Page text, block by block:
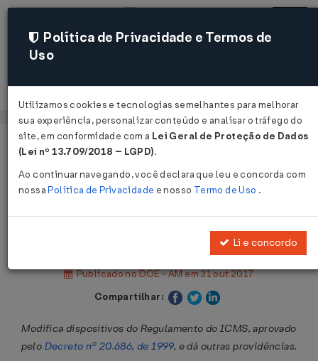
Acessar
Página Inicial
Legislações
Decreto Nº 38338 DE 31/10/2017
Publicado no DOE - AM em 31 out 2017
Compartilhar:
Modifica dispositivos do Regulamento do ICMS, aprovado
pelo Decreto nº 20.686, de 1999, e dá outras providências.
Política de Privacidade e Termos de
Uso
Utilizamos cookies e tecnologias semelhantes para melhorar
sua experiência, personalizar conteúdo e analisar o tráfego do
site, em conformidade com a Lei Geral de Proteção de Dados
(Lei nº 13.709/2018 – LGPD).
Ao continuar navegando, você declara que leu e concorda com
nossaPolítica de Privacidade e nosso Termo de Uso .
Li e concordo